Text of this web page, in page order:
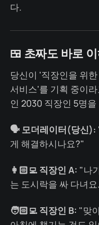
다.
🍱 초짜도 바로
당신이 '직장인을 위
서비스'를 기획 중이
인 2030 직장인 5명
🗣️ 모더레이터(당신):
게 해결하시나요?"
👩🏻‍💻 직장인 A: "나
는 도시락을 싸 다녀
🧑🏻‍💻 직장인 B: "맞